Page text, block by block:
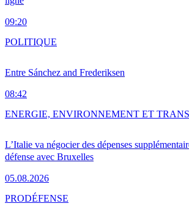
09:20
Entre Sánchez and Frederiksen
08:42
POLITIQUE
L’Italie va négocier des dépenses
défense avec Bruxelles
05.08.2026
ENERGIE, ENVIRONNEMENT ET
PRODÉFENSE